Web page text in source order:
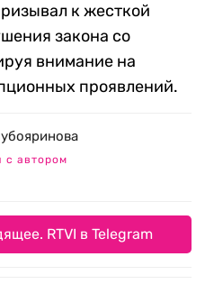
к жесткой
закона со
внимание на
проявлений.
с автором
RTVI в Telegram